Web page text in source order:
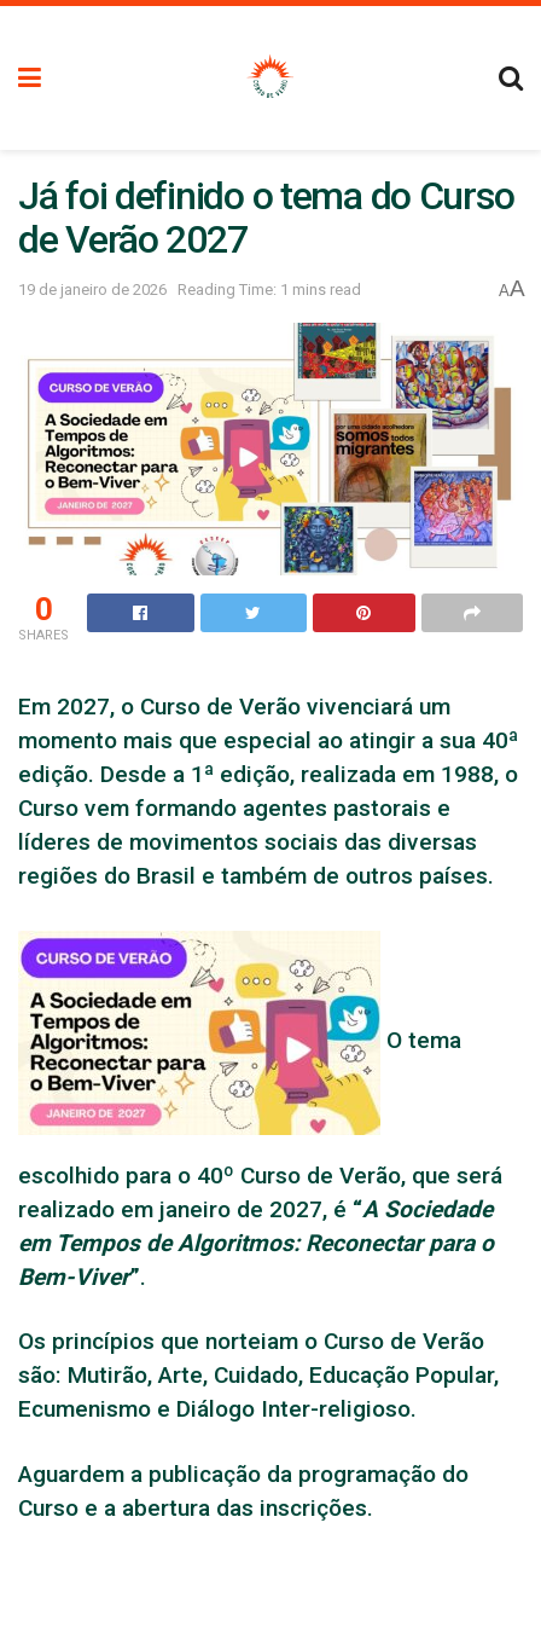
Já foi definido o tema do Curso
de Verão 2027
19 de janeiro de 2026 Reading Time: 1 mins read AA
0
SHARES
Em 2027, o Curso de Verão vivenciará um
momento mais que especial ao atingir a sua 40ª
edição. Desde a 1ª edição, realizada em 1988, o
Curso vem formando agentes pastorais e
líderes de movimentos sociais das diversas
regiões do Brasil e também de outros países.
O tema
escolhido para o 40º Curso de Verão, que será
realizado em janeiro de 2027, é “A Sociedade
em Tempos de Algoritmos: Reconectar para o
Bem-Viver”.
Os princípios que norteiam o Curso de Verão
são: Mutirão, Arte, Cuidado, Educação Popular,
Ecumenismo e Diálogo Inter-religioso.
Aguardem a publicação da programação do
Curso e a abertura das inscrições.